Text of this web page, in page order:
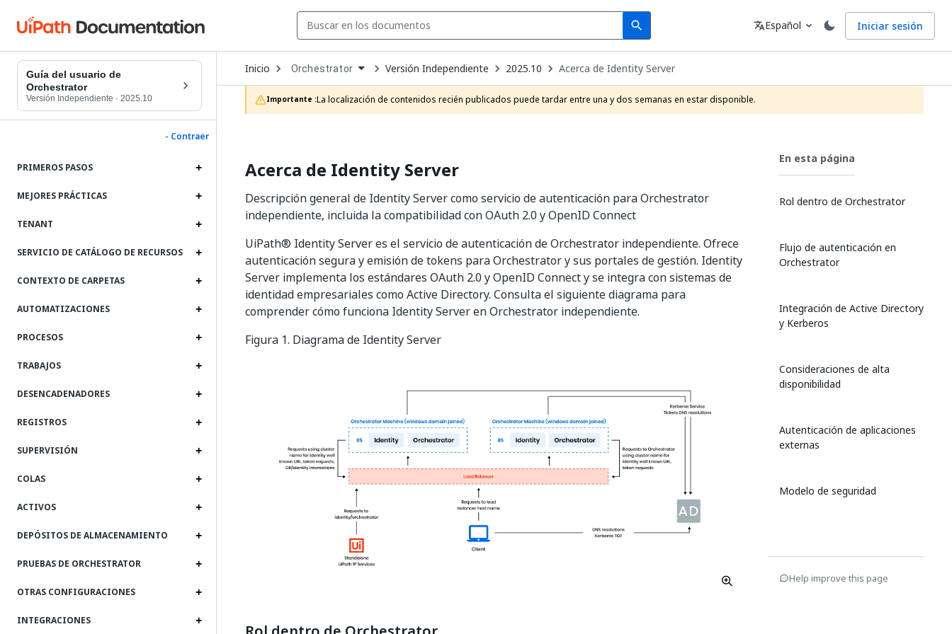
search
Search Idioma
translateEspañol expand_more Iniciar sesión
Guía del usuario de
Orchestrator
Versión Independiente · 2025.10
- Contraer
PRIMEROS PASOS
MEJORES PRÁCTICAS
TENANT
SERVICIO DE CATÁLOGO DE RECURSOS
CONTEXTO DE CARPETAS
AUTOMATIZACIONES
PROCESOS
TRABAJOS
DESENCADENADORES
REGISTROS
SUPERVISIÓN
COLAS
ACTIVOS
DEPÓSITOS DE ALMACENAMIENTO
PRUEBAS DE ORCHESTRATOR
OTRAS CONFIGURACIONES
INTEGRACIONES
Inicio Open
Dropdown
to
choose
product
Orchestrator Versión Independiente 2025.10 Acerca de Identity Server
Importante :La localización de contenidos recién publicados puede tardar entre una y dos semanas en estar disponible.
Acerca de Identity Server
Descripción general de Identity Server como servicio de autenticación para Orchestrator
independiente, incluida la compatibilidad con OAuth 2.0 y OpenID Connect
UiPath® Identity Server es el servicio de autenticación de Orchestrator independiente. Ofrece
autenticación segura y emisión de tokens para Orchestrator y sus portales de gestión. Identity
Server implementa los estándares OAuth 2.0 y OpenID Connect y se integra con sistemas de
identidad empresariales como Active Directory. Consulta el siguiente diagrama para
comprender cómo funciona Identity Server en Orchestrator independiente.
Figura 1. Diagrama de Identity Server
En esta página
Rol dentro de Orchestrator
Flujo de autenticación en
Orchestrator
Integración de Active Directory
y Kerberos
Consideraciones de alta
disponibilidad
Autenticación de aplicaciones
externas
Modelo de seguridad
Help improve this page